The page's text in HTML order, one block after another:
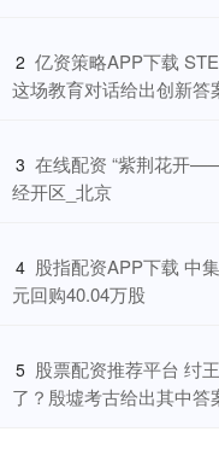
2 亿资策略APP下载
这场教育对话给出创新答
3 在线配资 “紫荆花开
经开区_北京
4 股指配资APP下载 中
元回购40.04万股
5 股票配资推荐平台 纣
了？殷墟考古给出其中答